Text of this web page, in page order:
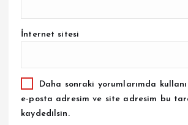
İnternet sitesi
Daha sonraki yorumlarımda
e-posta adresim ve site adresim bu
kaydedilsin.